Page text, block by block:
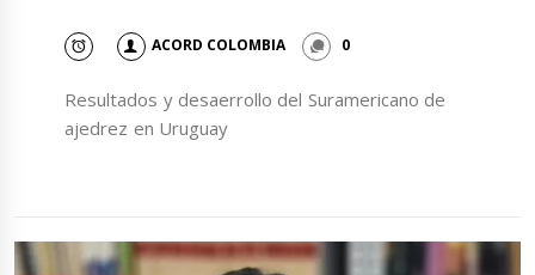
ACORD COLOMBIA 0
Resultados y desaerrollo del Suramericano de
ajedrez en Uruguay